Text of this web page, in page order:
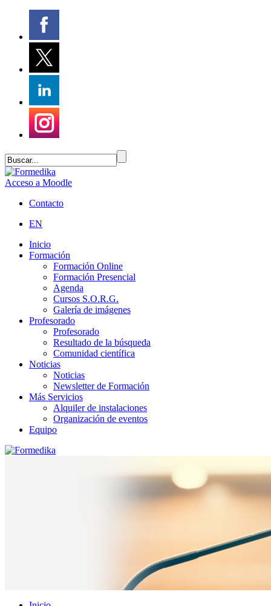
Acceso a Moodle
Contacto
EN
Inicio
Formación
Formación Online
Formación Presencial
Agenda
Cursos S.O.R.G.
Galería de imágenes
Profesorado
Profesorado
Resultado de la búsqueda
Comunidad científica
Noticias
Noticias
Newsletter de Formación
Más Servicios
Alquiler de instalaciones
Organización de eventos
Equipo